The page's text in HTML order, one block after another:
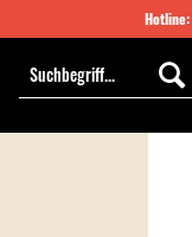
Hotline: